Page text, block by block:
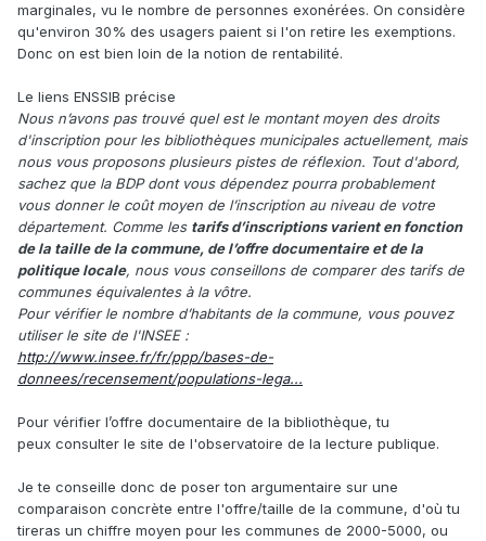
marginales, vu le nombre de personnes exonérées. On considère
qu'environ 30% des usagers paient si l'on retire les exemptions.
Donc on est bien loin de la notion de rentabilité.
Le liens ENSSIB précise
Nous n’avons pas trouvé quel est le montant moyen des droits
d'inscription pour les bibliothèques municipales actuellement, mais
nous vous proposons plusieurs pistes de réflexion. Tout d'abord,
sachez que la BDP dont vous dépendez pourra probablement
vous donner le coût moyen de l’inscription au niveau de votre
département. Comme les tarifs d’inscriptions varient en fonction
de la taille de la commune, de l’offre documentaire et de la
politique locale, nous vous conseillons de comparer des tarifs de
communes équivalentes à la vôtre.
Pour vérifier le nombre d’habitants de la commune, vous pouvez
utiliser le site de l'INSEE :
http://www.insee.fr/fr/ppp/bases-de-
donnees/recensement/populations-lega...
Pour vérifier l’offre documentaire de la bibliothèque, tu
peux consulter le site de l'observatoire de la lecture publique.
Je te conseille donc de poser ton argumentaire sur une
comparaison concrète entre l'offre/taille de la commune, d'où tu
tireras un chiffre moyen pour les communes de 2000-5000, ou